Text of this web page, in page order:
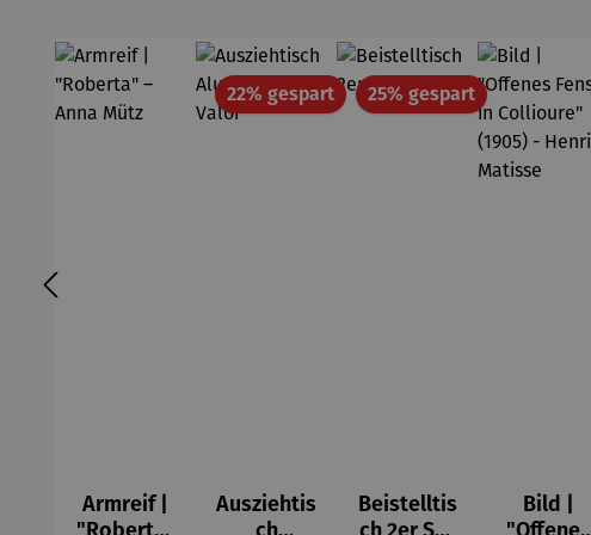
rei
Armreif |
22% gespartRabatt
Ausziehtis
25% gespartRabatt
Beistelltis
Bild |